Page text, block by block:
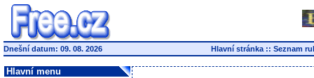
Dnešní datum: 09. 08. 2026 Hlavní stránka :: Seznam
Hlavní menu